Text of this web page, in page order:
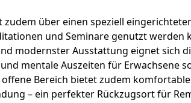
zudem über einen speziell
und Seminare genutzt werden
modernster Ausstattung eignet sich
mentale Auszeiten für Erwachsene
Bereich bietet zudem
– ein perfekter Rückzugsort für